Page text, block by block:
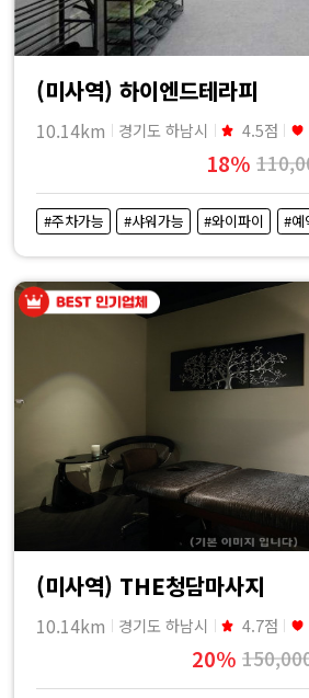
(미사역) 하이엔드테라피
10.14km 경기도 하남시 4.5점
18%
#주차가능 #샤워가능 #와이파이 #예
(미사역) THE청담마사지
10.14km 경기도 하남시 4.7점
20%